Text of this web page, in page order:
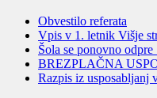
Obvestilo referata
Vpis v 1. letnik Višje
Šola se ponovno
BREZPLAČNA
Razpis iz usposabljanj